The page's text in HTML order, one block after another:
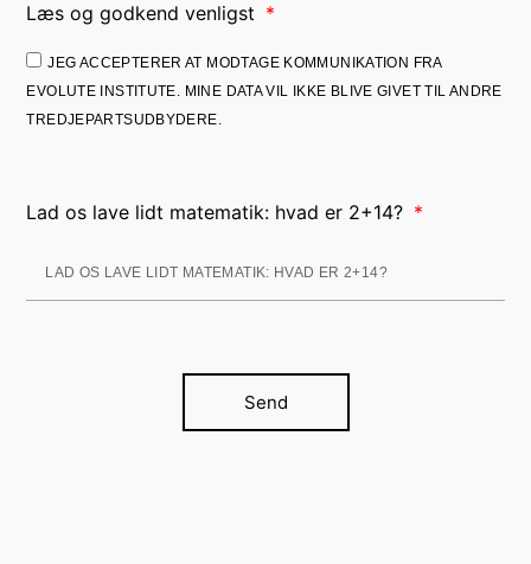
Læs og godkend venligst
JEG ACCEPTERER AT MODTAGE KOMMUNIKATION FRA
EVOLUTE INSTITUTE. MINE DATA VIL IKKE BLIVE GIVET TIL ANDRE
TREDJEPARTSUDBYDERE.
Lad os lave lidt matematik: hvad er 2+14?
Send